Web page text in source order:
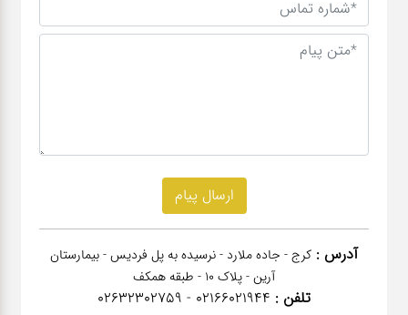
آدرس : کرج - جاده ملارد - نرسیده به پل فردیس - بیمارستان
آرین - پلاک 10 - طبقه همکف
تلفن : 02166021944 - 02632302759